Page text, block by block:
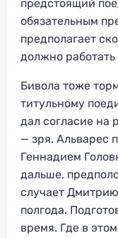
предстоящий
обязательным
предполагает
должно работать
Бивола тоже
титульному
дал согласие на
— зря. Альварес
Геннадием
дальше,
случает
полгода.
время. Где в